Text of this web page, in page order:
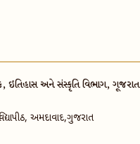
અને સંસ્કૃતિ વિભાગ, ગૂજરાત
અમદાવાદ,ગુજરાત